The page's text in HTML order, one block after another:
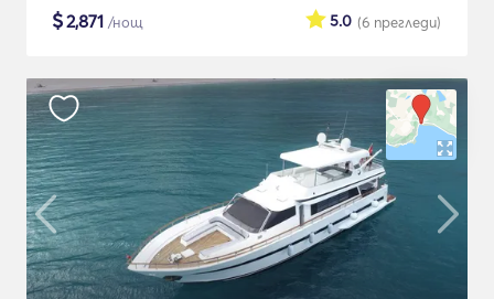
$2,871 /нощ (6 прегледи)
5.0